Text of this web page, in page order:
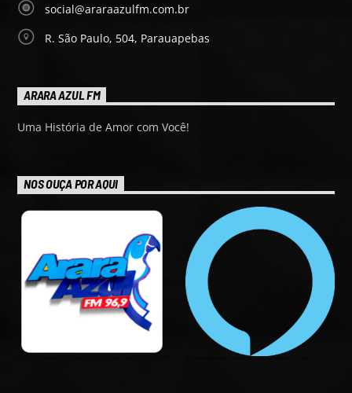
social@araraazulfm.com.br
R. São Paulo, 504, Parauapebas
ARARA AZUL FM
Uma História de Amor com Você!
NOS OUÇA POR AQUI